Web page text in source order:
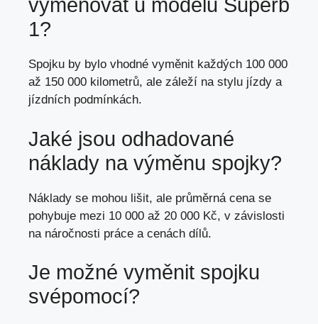
vyměňovat u modelu Superb
1?
Spojku by bylo vhodné vyměnit každých 100 000
až 150 000 kilometrů, ale záleží na stylu jízdy a
jízdních podmínkách.
Jaké jsou odhadované
náklady na výměnu spojky?
Náklady se mohou lišit, ale průměrná cena se
pohybuje mezi 10 000 až 20 000 Kč, v závislosti
na náročnosti práce a cenách dílů.
Je možné vyměnit spojku
svépomocí?